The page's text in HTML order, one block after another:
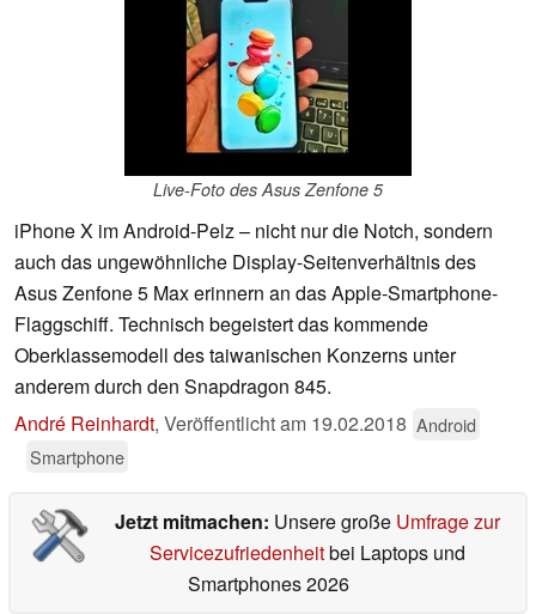
Live-Foto des Asus Zenfone 5
iPhone X im Android-Pelz – nicht nur die Notch, sondern
auch das ungewöhnliche Display-Seitenverhältnis des
Asus Zenfone 5 Max erinnern an das Apple-Smartphone-
Flaggschiff. Technisch begeistert das kommende
Oberklassemodell des taiwanischen Konzerns unter
anderem durch den Snapdragon 845.
André Reinhardt, Veröffentlicht am 19.02.2018 Android
Smartphone
Jetzt mitmachen: Unsere große Umfrage zur
Servicezufriedenheitbei Laptops und
Smartphones 2026